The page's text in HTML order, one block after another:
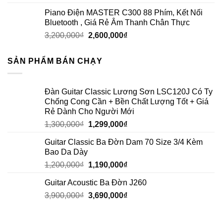
Piano Điện MASTER C300 88 Phím, Kết Nối
Bluetooth , Giá Rẻ Âm Thanh Chân Thực
3,200,000₫ 2,600,000₫
SẢN PHẨM BÁN CHẠY
Đàn Guitar Classic Lương Sơn LSC120J Có Ty
Chống Cong Cần + Bền Chất Lượng Tốt + Giá
Rẻ Dành Cho Người Mới
1,300,000₫ 1,299,000₫
Guitar Classic Ba Đờn Dam 70 Size 3/4 Kèm
Bao Da Dày
1,200,000₫ 1,190,000₫
Guitar Acoustic Ba Đờn J260
3,900,000₫ 3,690,000₫